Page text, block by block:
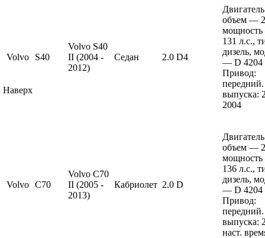
Volvo S40
Volvo S40
II (2004 -
2012)
Седан 2.0 D4
объем —
131 л.с.,
дизель,
— D 4204
Привод:
выпуска:
2004
Volvo C70
Volvo C70
II (2005 -
2013)
Кабриолет 2.0 D
объем —
136 л.с.,
дизель,
— D 4204
Привод:
выпуска:
наст.
Наверх